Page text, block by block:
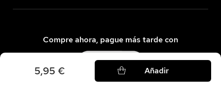
5,95 € Añadir
Compre ahora, pague más tarde con